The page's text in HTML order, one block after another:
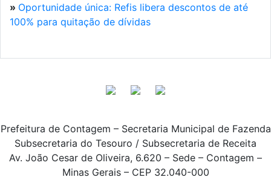
» Oportunidade única: Refis libera descontos de até
100% para quitação de dívidas
Prefeitura de Contagem – Secretaria Municipal de Fazenda
Subsecretaria do Tesouro / Subsecretaria de Receita
Av. João Cesar de Oliveira, 6.620 – Sede – Contagem –
Minas Gerais – CEP 32.040-000